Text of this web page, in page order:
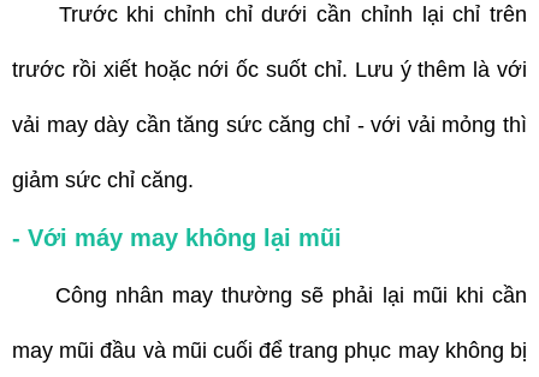
Trước khi chỉnh chỉ dưới cần chỉnh lại chỉ trên
trước rồi xiết hoặc nới ốc suốt chỉ. Lưu ý thêm là với
vải may dày cần tăng sức căng chỉ - với vải mỏng thì
giảm sức chỉ căng.
- Với máy may không lại mũi
Công nhân may thường sẽ phải lại mũi khi cần
may mũi đầu và mũi cuối để trang phục may không bị